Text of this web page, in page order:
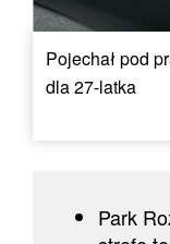
Pojechał pod
dla 27-latka
Park